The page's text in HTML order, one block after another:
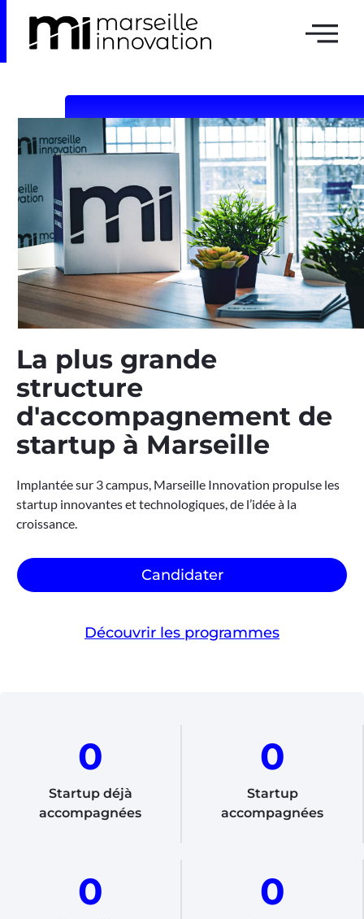
La plus grande
structure
d'accompagnement de
startup à Marseille
Implantée sur 3 campus, Marseille Innovation propulse les
startup innovantes et technologiques, de l’idée à la
croissance.
Candidater
Découvrir les programmes
0
Startup déjà
accompagnées
0
Startup
accompagnées
0 0